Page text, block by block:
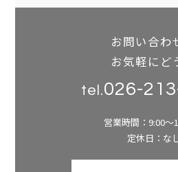
お問い合わ
お気軽にど
tel.026-
営業時間：9:00～
定休日：な